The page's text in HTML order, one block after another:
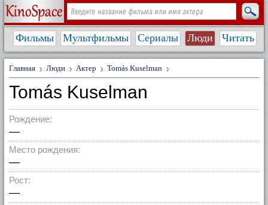
Фильмы Мультфильмы Сериалы Люди Читать
Главная Люди Актер Tomás Kuselman
Tomás Kuselman
Рождение:
—
Место рождения:
—
Рост:
—